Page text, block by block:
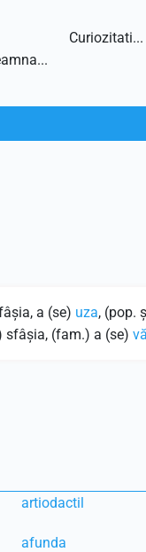
Curiozitati...
a (se) uza, (pop.
sfâşia, (fam.) a (se)
artiodactil
afunda